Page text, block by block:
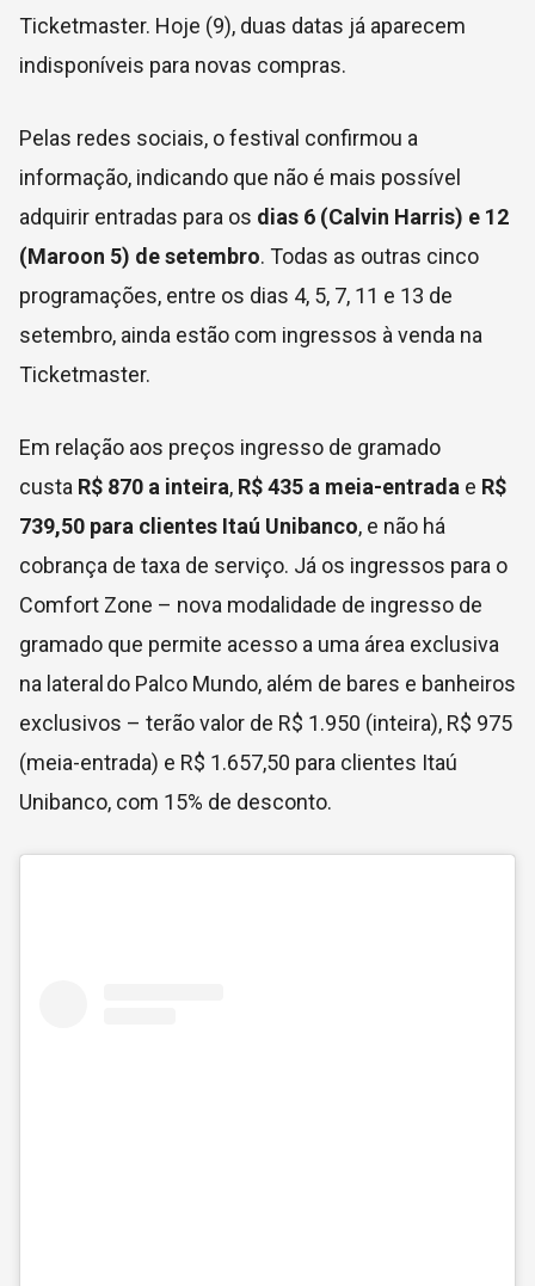
Ticketmaster. Hoje (9), duas datas já aparecem
indisponíveis para novas compras.
Pelas redes sociais, o festival confirmou a
informação, indicando que não é mais possível
adquirir entradas para os dias 6 (Calvin Harris) e 12
(Maroon 5) de setembro. Todas as outras cinco
programações, entre os dias 4, 5, 7, 11 e 13 de
setembro, ainda estão com ingressos à venda na
Ticketmaster.
Em relação aos preços ingresso de gramado
custa R$ 870 a inteira, R$ 435 a meia-entrada e R$
739,50 para clientes Itaú Unibanco, e não há
cobrança de taxa de serviço. Já os ingressos para o
Comfort Zone – nova modalidade de ingresso de
gramado que permite acesso a uma área exclusiva
na lateral do Palco Mundo, além de bares e banheiros
exclusivos – terão valor de R$ 1.950 (inteira), R$ 975
(meia-entrada) e R$ 1.657,50 para clientes Itaú
Unibanco, com 15% de desconto.